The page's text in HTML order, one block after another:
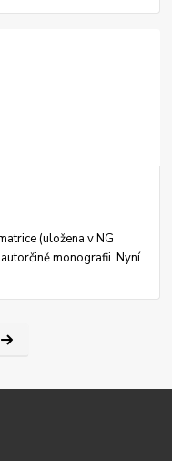
(uložena v NG
monografii. Nyní